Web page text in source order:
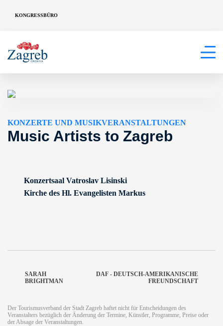
KONGRESSBÜRO
KONZERTE UND MUSIKVERANSTALTUNGEN
Music Artists to Zagreb
Konzertsaal Vatroslav Lisinski
Kirche des Hl. Evangelisten Markus
SARAH
BRIGHTMAN
DAF - DEUTSCH-AMERIKANISCHE
FREUNDSCHAFT
Der Tourismusverband der Stadt Zagreb haftet nicht für Entscheidungen des
Veranstalters bezüglich der Änderung der Termine, Künstler, Programme, Preise oder
der Absage der Veranstaltungen.